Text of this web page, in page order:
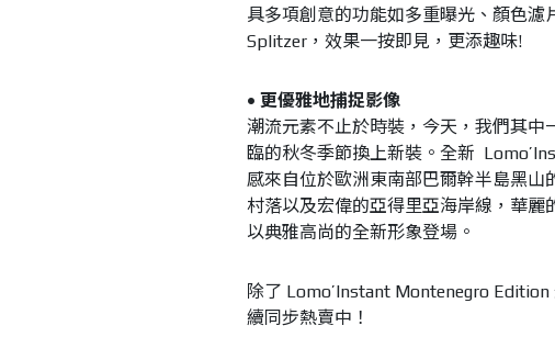
具多項創意的功能如多重曝光、顏色
Splitzer，效果一按即見，更添趣味!
• 更優雅地捕捉影像
潮流元素不止於時裝，今天，我們其中
臨的秋冬季節換上新裝。全新
感來自位於歐洲東南部巴爾幹半島黑
村落以及宏偉的亞得里亞海岸線，華
以典雅高尚的全新形象登場。
除了 Lomo’Instant Montenegro
續同步熱賣中！